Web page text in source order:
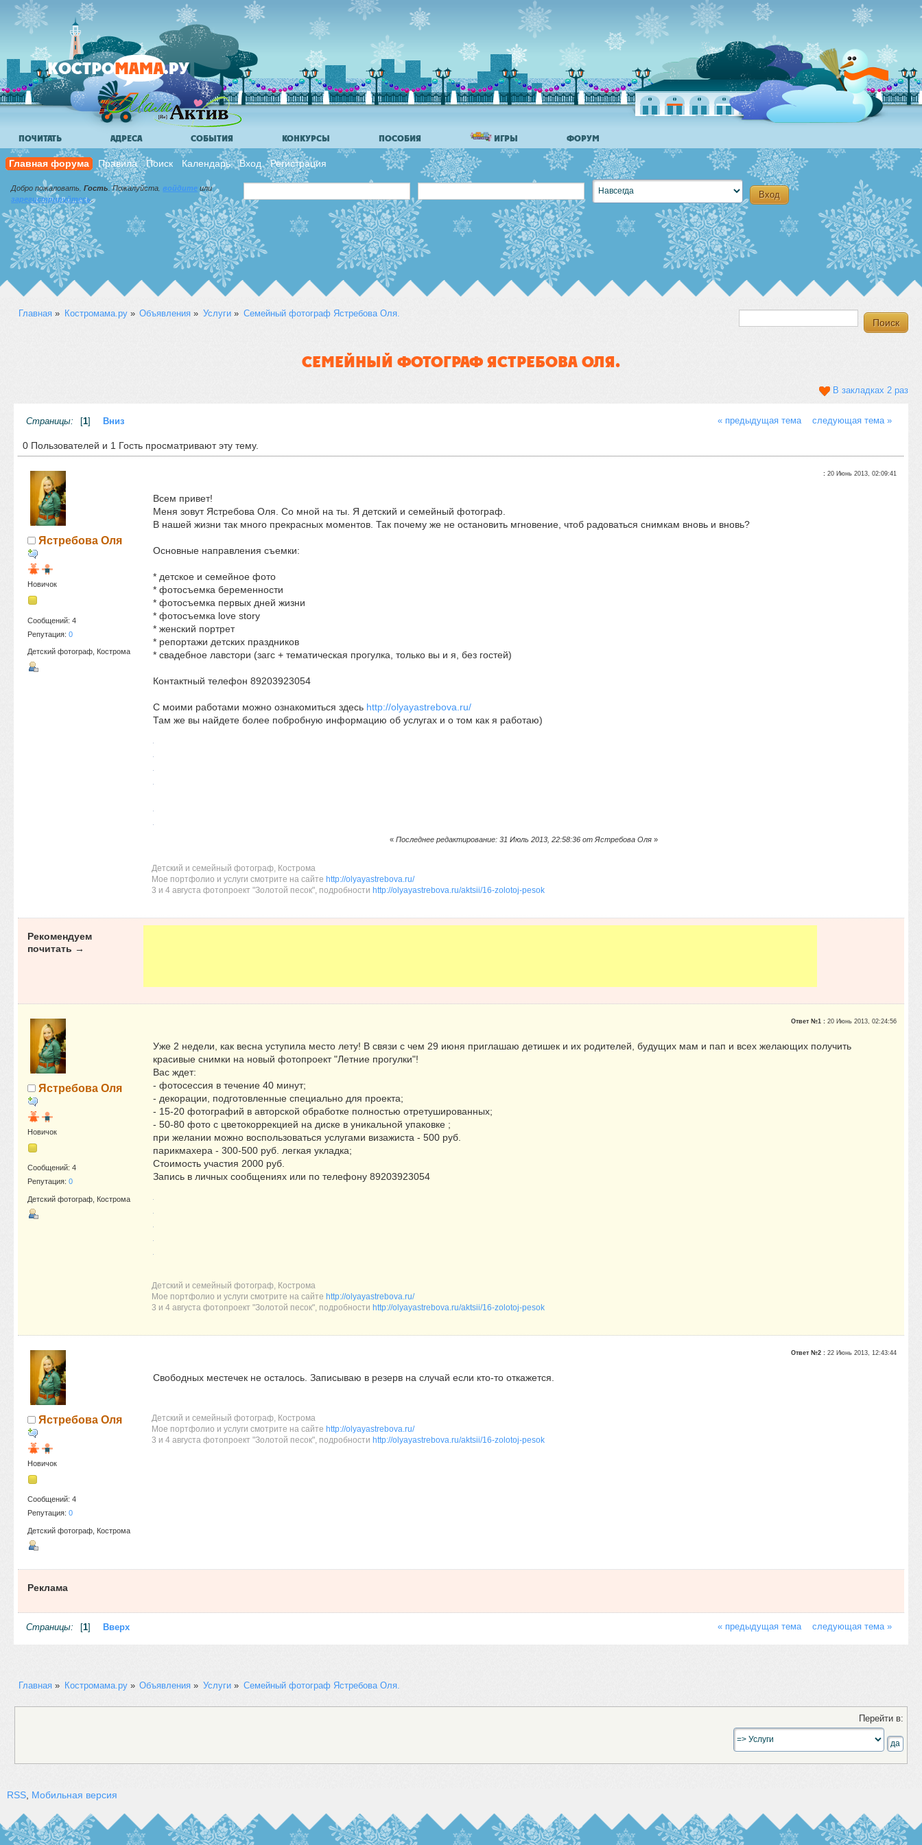
ПОЧИТАТЬ АДРЕСА СОБЫТИЯ КОНКУРСЫ ПОСОБИЯ ИГРЫ ФОРУМ
Главная форума Правила Поиск Календарь Вход Регистрация
Добро пожаловать,Гость. Пожалуйста, войдите или
зарегистрируйтесь.
Главная » Костромама.ру» Объявления » Услуги» Семейный фотограф Ястребова Оля.
СЕМЕЙНЫЙ ФОТОГРАФ ЯСТРЕБОВА ОЛЯ.
В закладках 2 раз
« предыдущая тема следующая тема »
Страницы: 1 Вниз
0 Пользователей и 1 Гость просматривают эту тему.
Ястребова Оля
Новичок
Сообщений: 4
Репутация: 0
Детский фотограф, Кострома
:20 Июнь 2013, 02:09:41
Всем привет!
Меня зовут Ястребова Оля. Со мной на ты. Я детский и семейный фотограф.
В нашей жизни так много прекрасных моментов. Так почему же не остановить мгновение, чтоб радоваться снимкам вновь и вновь?
Основные направления съемки:
* детское и семейное фото
* фотосъемка беременности
* фотосъемка первых дней жизни
* фотосъемка love story
* женский портрет
* репортажи детских праздников
* свадебное лавстори (загс + тематическая прогулка, только вы и я, без гостей)
Контактный телефон 89203923054
С моими работами можно ознакомиться здесь http://olyayastrebova.ru/
Там же вы найдете более побробную информацию об услугах и о том как я работаю)
«Последнее редактирование: 31 Июль 2013, 22:58:36 от Ястребова Оля »
Детский и семейный фотограф, Кострома
Мое портфолио и услуги смотрите на сайте http://olyayastrebova.ru/
3 и 4 августа фотопроект "Золотой песок", подробности http://olyayastrebova.ru/aktsii/16-zolotoj-pesok
Рекомендуем
почитать →
Ястребова Оля
Новичок
Сообщений: 4
Репутация: 0
Детский фотограф, Кострома
Ответ №1 :20 Июнь 2013, 02:24:56
Уже 2 недели, как весна уступила место лету! В связи с чем 29 июня приглашаю детишек и их родителей, будущих мам и пап и всех желающих получить
красивые снимки на новый фотопроект "Летние прогулки"!
Вас ждет:
- фотосессия в течение 40 минут;
- декорации, подготовленные специально для проекта;
- 15-20 фотографий в авторской обработке полностью отретушированных;
- 50-80 фото с цветокоррекцией на диске в уникальной упаковке ;
при желании можно воспользоваться услугами визажиста - 500 руб.
парикмахера - 300-500 руб. легкая укладка;
Стоимость участия 2000 руб.
Запись в личных сообщениях или по телефону 89203923054
Детский и семейный фотограф, Кострома
Мое портфолио и услуги смотрите на сайте http://olyayastrebova.ru/
3 и 4 августа фотопроект "Золотой песок", подробности http://olyayastrebova.ru/aktsii/16-zolotoj-pesok
Ястребова Оля
Новичок
Сообщений: 4
Репутация: 0
Детский фотограф, Кострома
Ответ №2 :22 Июнь 2013, 12:43:44
Свободных местечек не осталось. Записываю в резерв на случай если кто-то откажется.
Детский и семейный фотограф, Кострома
Мое портфолио и услуги смотрите на сайте http://olyayastrebova.ru/
3 и 4 августа фотопроект "Золотой песок", подробности http://olyayastrebova.ru/aktsii/16-zolotoj-pesok
Реклама
« предыдущая тема следующая тема »
Страницы: [1] Вверх
Главная » Костромама.ру» Объявления » Услуги» Семейный фотограф Ястребова Оля.
Перейти в:
RSS Мобильная версия